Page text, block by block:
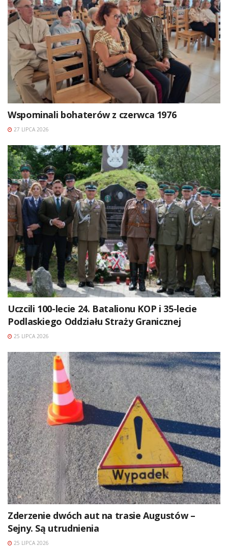
Wspominali bohaterów z czerwca 1976
27 LIPCA 2026
Uczcili 100-lecie 24. Batalionu KOP i 35-lecie
Podlaskiego Oddziału Straży Granicznej
25 LIPCA 2026
Zderzenie dwóch aut na trasie Augustów –
Sejny. Są utrudnienia
25 LIPCA 2026